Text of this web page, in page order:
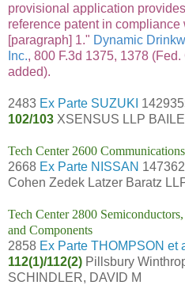
provisional application
reference patent in compliance
[paragraph] 1." Dynamic
Inc., 800 F.3d 1375, 1378
added).
2483 Ex Parte SUZUKI
102/103 XSENSUS LLP
Tech Center 2600 Communications
2668 Ex Parte NISSAN
Cohen Zedek Latzer Baratz
Tech Center 2800
and Components
2858 Ex Parte THOMPSON et
112(1)/112(2) Pillsbury
SCHINDLER, DAVID M